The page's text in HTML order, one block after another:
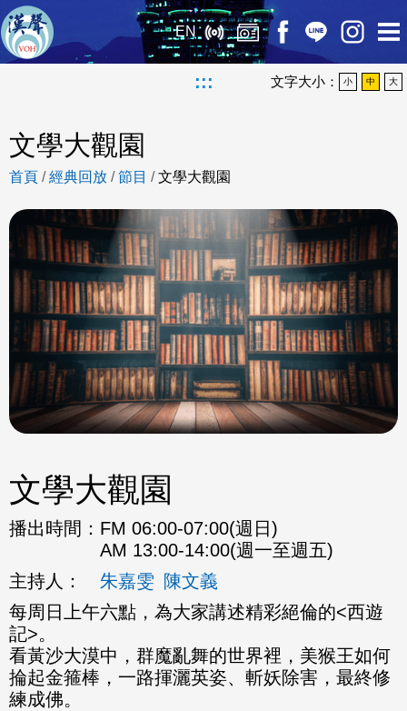
EN
::: 文字大小： 小 中 大
文學大觀園
首頁 /經典回放 /節目 /文學大觀園
文學大觀園
播出時間： FM 06:00-07:00(週日)
AM 13:00-14:00(週一至週五)
主持人：
朱嘉雯 陳文義
每周日上午六點，為大家講述精彩絕倫的<西遊
記>。
看黃沙大漠中，群魔亂舞的世界裡，美猴王如何
掄起金箍棒，一路揮灑英姿、斬妖除害，最終修
練成佛。